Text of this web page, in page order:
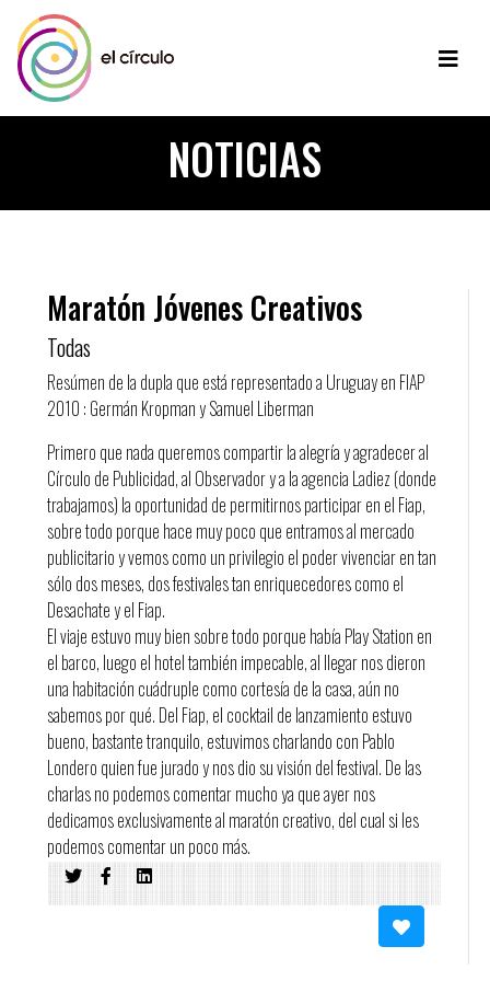
NOTICIAS
Maratón Jóvenes Creativos
Todas
Resúmen de la dupla que está representado a Uruguay en FIAP
2010 : Germán Kropman y Samuel Liberman
Primero que nada queremos compartir la alegría y agradecer al
Círculo de Publicidad, al Observador y a la agencia Ladiez (donde
trabajamos) la oportunidad de permitirnos participar en el Fiap,
sobre todo porque hace muy poco que entramos al mercado
publicitario y vemos como un privilegio el poder vivenciar en tan
sólo dos meses, dos festivales tan enriquecedores como el
Desachate y el Fiap.
El viaje estuvo muy bien sobre todo porque había Play Station en
el barco, luego el hotel también impecable, al llegar nos dieron
una habitación cuádruple como cortesía de la casa, aún no
sabemos por qué. Del Fiap, el cocktail de lanzamiento estuvo
bueno, bastante tranquilo, estuvimos charlando con Pablo
Londero quien fue jurado y nos dio su visión del festival. De las
charlas no podemos comentar mucho ya que ayer nos
dedicamos exclusivamente al maratón creativo, del cual si les
podemos comentar un poco más.
Somos 7 duplas trabajando para Terra TV la cual nos pidió que
realicemos un video de menos de 30 segundos para tele e
internet. Tuvimos toda la tarde de ayer y el día de hoy (hasta las
17hs) para idear y realizar la pieza. Si bien durante el día de ayer